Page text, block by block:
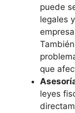
puede
legales
que
leyes